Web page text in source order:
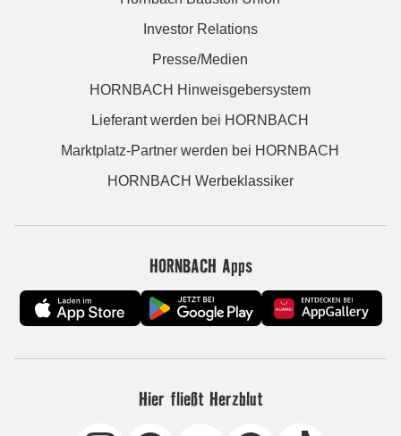
Investor Relations
Presse/Medien
HORNBACH Hinweisgebersystem
Lieferant werden bei HORNBACH
Marktplatz-Partner werden bei HORNBACH
HORNBACH Werbeklassiker
HORNBACH Apps
Hier fließt Herzblut